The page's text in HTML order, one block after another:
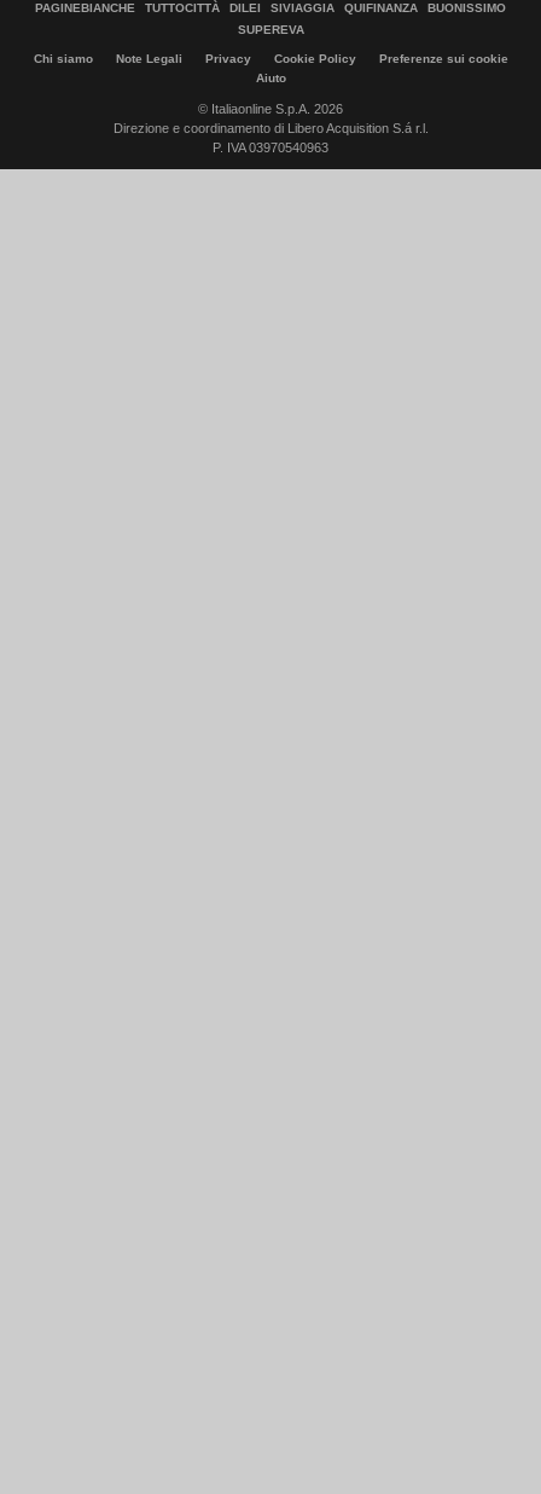
PAGINEBIANCHE
TUTTOCITTÀ DILEI SIVIAGGIA QUIFINANZA
BUONISSIMO
SUPEREVA
Chi siamo Note Legali Privacy Cookie Policy
Preferenze sui cookie
Aiuto
© Italiaonline S.p.A. 2026
Direzione e coordinamento di Libero Acquisition S.á r.l.
P. IVA 03970540963